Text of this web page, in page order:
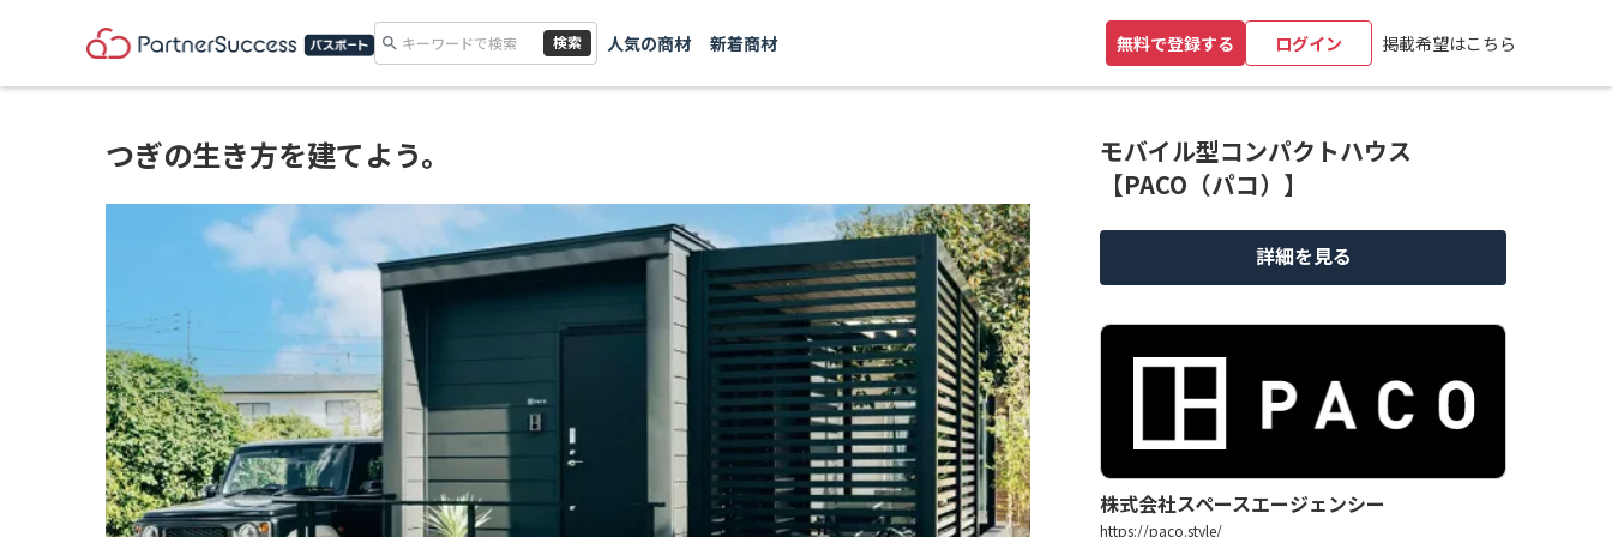
つぎの生き方を建てよう。
モバイル型コンパクトハウス
【PACO（パコ）】
詳細を見る
株式会社スペースエージェンシー
https://paco.style/
search 検索 人気の商材 新着商材 無料で登録する ログイン 掲載希望はこちら